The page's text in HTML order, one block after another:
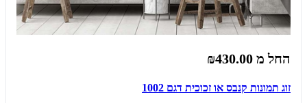
החל מ ₪430.00
זוג תמונות קנבס או זכוכית דגם 1002